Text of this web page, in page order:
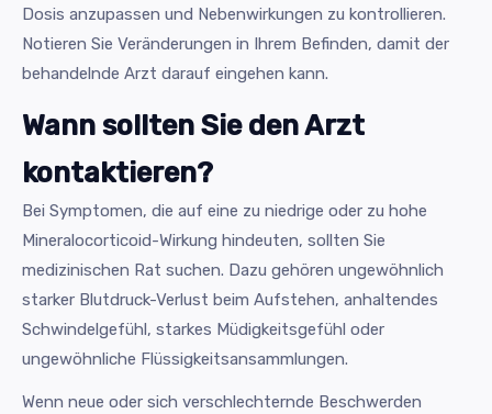
Dosis anzupassen und Nebenwirkungen zu kontrollieren.
Notieren Sie Veränderungen in Ihrem Befinden, damit der
behandelnde Arzt darauf eingehen kann.
Wann sollten Sie den Arzt
kontaktieren?
Bei Symptomen, die auf eine zu niedrige oder zu hohe
Mineralocorticoid-Wirkung hindeuten, sollten Sie
medizinischen Rat suchen. Dazu gehören ungewöhnlich
starker Blutdruck-Verlust beim Aufstehen, anhaltendes
Schwindelgefühl, starkes Müdigkeitsgefühl oder
ungewöhnliche Flüssigkeitsansammlungen.
Wenn neue oder sich verschlechternde Beschwerden